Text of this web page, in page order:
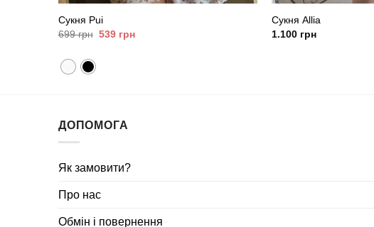
Сукня Pui
699грн Оригінальна
539 грнПоточна
Сукня Allia
1.100грн
ДОПОМОГА
Як замовити?
Про нас
Обмін і повернення